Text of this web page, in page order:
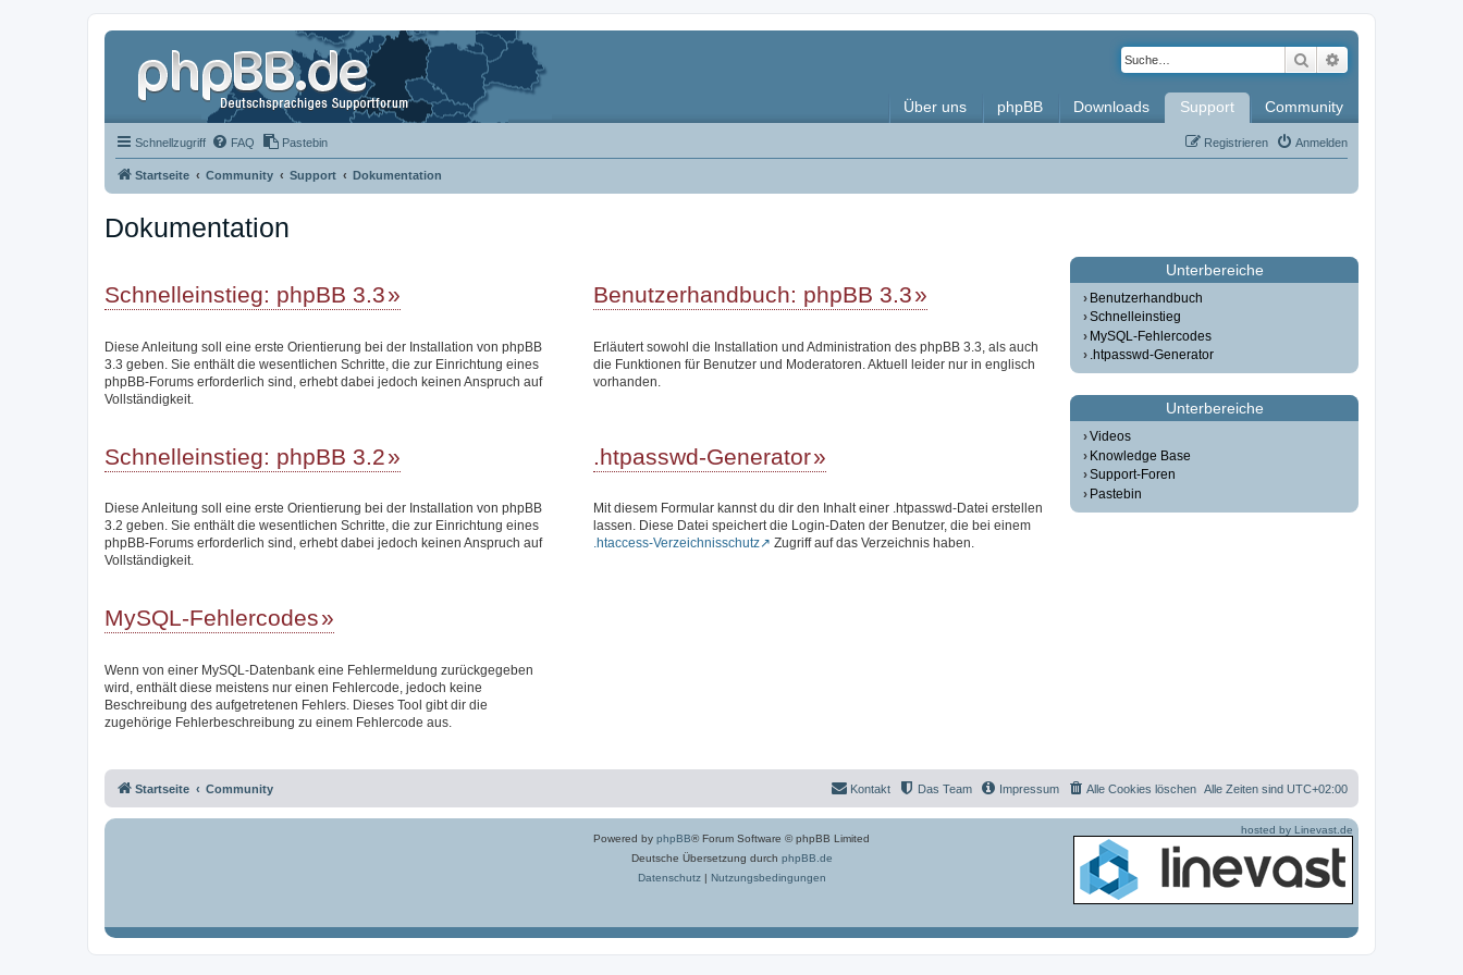
Suche
Über uns phpBB Downloads Support Community
Schnellzugriff FAQ Pastebin Anmelden
Registrieren
Startseite Community Support Dokumentation
Dokumentation
Schnelleinstieg: phpBB 3.3
Diese Anleitung soll eine erste Orientierung bei der Installation von phpBB
3.3 geben. Sie enthält die wesentlichen Schritte, die zur Einrichtung eines
phpBB-Forums erforderlich sind, erhebt dabei jedoch keinen Anspruch auf
Vollständigkeit.
Benutzerhandbuch: phpBB 3.3
Erläutert sowohl die Installation und Administration des phpBB 3.3, als auch
die Funktionen für Benutzer und Moderatoren. Aktuell leider nur in englisch
vorhanden.
Schnelleinstieg: phpBB 3.2
Diese Anleitung soll eine erste Orientierung bei der Installation von phpBB
3.2 geben. Sie enthält die wesentlichen Schritte, die zur Einrichtung eines
phpBB-Forums erforderlich sind, erhebt dabei jedoch keinen Anspruch auf
Vollständigkeit.
.htpasswd-Generator
Mit diesem Formular kannst du dir den Inhalt einer .htpasswd-Datei erstellen
lassen. Diese Datei speichert die Login-Daten der Benutzer, die bei einem
.htaccess-Verzeichnisschutz
Zugriff auf das Verzeichnis haben.
MySQL-Fehlercodes
Wenn von einer MySQL-Datenbank eine Fehlermeldung zurückgegeben
wird, enthält diese meistens nur einen Fehlercode, jedoch keine
Beschreibung des aufgetretenen Fehlers. Dieses Tool gibt dir die
zugehörige Fehlerbeschreibung zu einem Fehlercode aus.
Unterbereiche
Benutzerhandbuch
Schnelleinstieg
MySQL-Fehlercodes
.htpasswd-Generator
Unterbereiche
Videos
Knowledge Base
Support-Foren
Pastebin
Startseite Community Alle Zeiten sind UTC+02:00
Alle Cookies löschen
Impressum
Das Team
Kontakt
Powered by phpBB® Forum Software © phpBB Limited
Deutsche Übersetzung durch phpBB.de
Datenschutz| Nutzungsbedingungen
hosted by Linevast.de